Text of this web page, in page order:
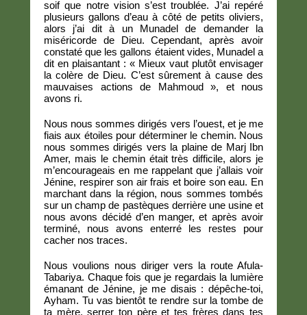
soif que notre vision s’est troublée. J’ai repéré
plusieurs gallons d’eau à côté de petits oliviers,
alors j’ai dit à un Munadel de demander la
miséricorde de Dieu. Cependant, après avoir
constaté que les gallons étaient vides, Munadel a
dit en plaisantant : « Mieux vaut plutôt envisager
la colère de Dieu. C’est sûrement à cause des
mauvaises actions de Mahmoud », et nous
avons ri.
Nous nous sommes dirigés vers l’ouest, et je me
fiais aux étoiles pour déterminer le chemin. Nous
nous sommes dirigés vers la plaine de Marj Ibn
Amer, mais le chemin était très difficile, alors je
m’encourageais en me rappelant que j’allais voir
Jénine, respirer son air frais et boire son eau. En
marchant dans la région, nous sommes tombés
sur un champ de pastèques derrière une usine et
nous avons décidé d’en manger, et après avoir
terminé, nous avons enterré les restes pour
cacher nos traces.
Nous voulions nous diriger vers la route Afula-
Tabariya. Chaque fois que je regardais la lumière
émanant de Jénine, je me disais : dépêche-toi,
Ayham. Tu vas bientôt te rendre sur la tombe de
ta mère, serrer ton père et tes frères dans tes